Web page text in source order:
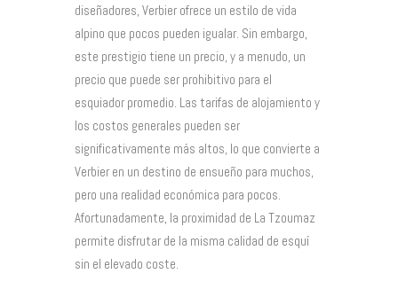
diseñadores, Verbier ofrece un estilo de vida
alpino que pocos pueden igualar. Sin embargo,
este prestigio tiene un precio, y a menudo, un
precio que puede ser prohibitivo para el
esquiador promedio. Las tarifas de alojamiento y
los costos generales pueden ser
significativamente más altos, lo que convierte a
Verbier en un destino de ensueño para muchos,
pero una realidad económica para pocos.
Afortunadamente, la proximidad de La Tzoumaz
permite disfrutar de la misma calidad de esquí
sin el elevado coste.